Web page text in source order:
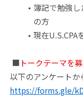
簿記で勉強
の方
現在U.S.CPA
■ トークテーマを
以下のアンケートか
https://forms.gle/